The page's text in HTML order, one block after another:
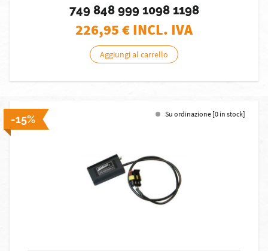
749 848 999 1098 1198
226,95€ INCL. IVA
Aggiungi al carrello
-15% Su ordinazione [0 in stock]